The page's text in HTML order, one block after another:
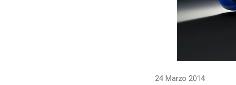
24 Marzo 2014